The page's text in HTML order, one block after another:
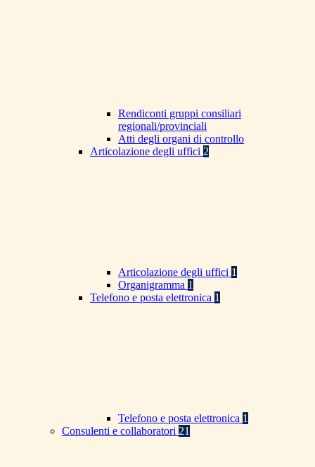
Rendiconti gruppi consiliari
regionali/provinciali
Atti degli organi di controllo
Articolazione degli uffici 2
Articolazione degli uffici 1
Organigramma 1
Telefono e posta elettronica 1
Telefono e posta elettronica 1
Consulenti e collaboratori 21